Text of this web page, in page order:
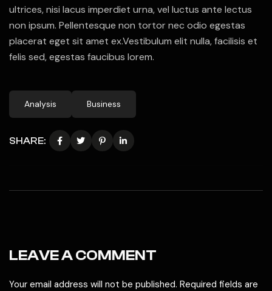
ultrices, nisi lacus imperdiet urna, vel luctus ante lectus
non ipsum. Pellentesque non tortor nec odio egestas
placerat eget sit amet ex.Vestibulum elit nulla, facilisis et
felis sed, egestas faucibus lorem.
Analysis Business
SHARE:
LEAVE A COMMENT
Your email address will not be published. Required fields are